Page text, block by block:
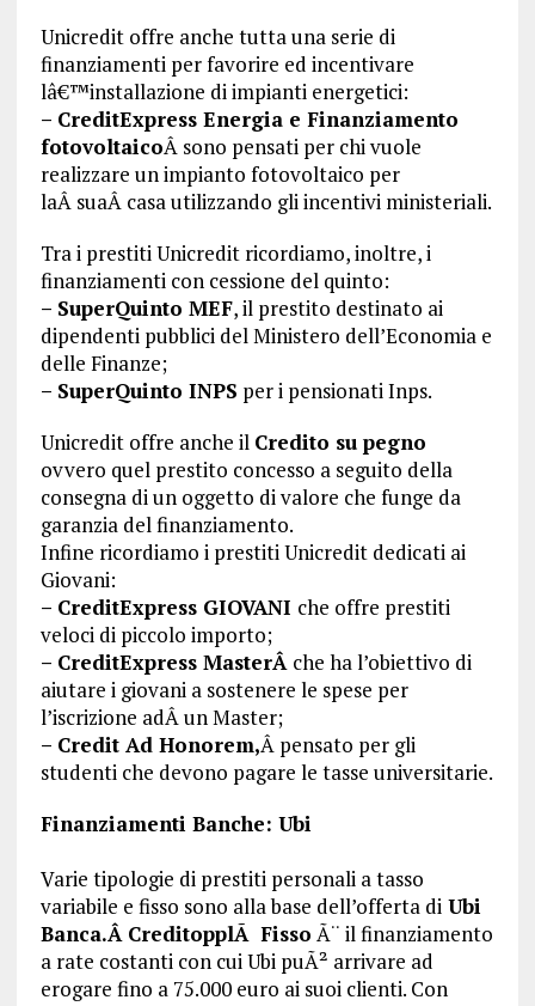
Unicredit offre anche tutta una serie di
finanziamenti per favorire ed incentivare
lâ€™installazione di impianti energetici:
– CreditExpress Energia e Finanziamento
fotovoltaicoÂ sono pensati per chi vuole
realizzare un impianto fotovoltaico per
laÂ suaÂ casa utilizzando gli incentivi ministeriali.
Tra i prestiti Unicredit ricordiamo, inoltre, i
finanziamenti con cessione del quinto:
– SuperQuinto MEF, il prestito destinato ai
dipendenti pubblici del Ministero dell’Economia e
delle Finanze;
– SuperQuinto INPS per i pensionati Inps.
Unicredit offre anche il Credito su pegno
ovvero quel prestito concesso a seguito della
consegna di un oggetto di valore che funge da
garanzia del finanziamento.
Infine ricordiamo i prestiti Unicredit dedicati ai
Giovani:
– CreditExpress GIOVANI che offre prestiti
veloci di piccolo importo;
– CreditExpress MasterÂ che ha l’obiettivo di
aiutare i giovani a sostenere le spese per
l’iscrizione adÂ un Master;
– Credit Ad Honorem,Â pensato per gli
studenti che devono pagare le tasse universitarie.
Finanziamenti Banche: Ubi
Varie tipologie di prestiti personali a tasso
variabile e fisso sono alla base dell’offerta diUbi
Banca.Â CreditopplÃ Fisso Ã¨ il finanziamento
a rate costanti con cui Ubi puÃ² arrivare ad
erogare fino a 75.000 euro ai suoi clienti. Con